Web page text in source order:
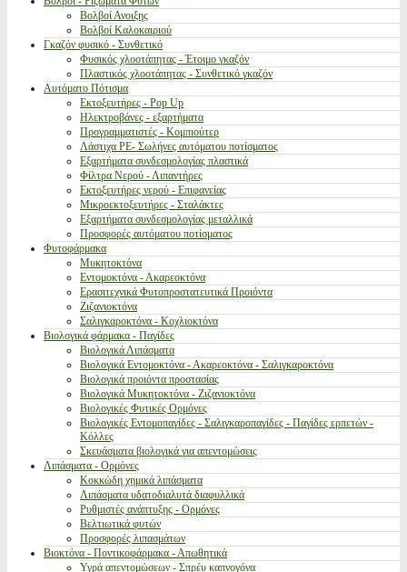
Βολβοί Ανοιξης
Βολβοί Καλοκαιριού
Γκαζόν φυσικό - Συνθετικό
Φυσικός χλοοτάπητας - Έτοιμο γκαζόν
Πλαστικός χλοοτάπητας - Συνθετικό γκαζόν
Αυτόματο Πότισμα
Εκτοξευτήρες - Pop Up
Ηλεκτροβάνες - εξαρτήματα
Προγραμματιστές - Κομπιούτερ
Λάστιχα PE- Σωλήνες αυτόματου ποτίσματος
Εξαρτήματα συνδεσμολογίας πλαστικά
Φίλτρα Νερού - Λιπαντήρες
Εκτοξευτήρες νερού - Επιφανείας
Μικροεκτοξευτήρες - Σταλάκτες
Εξαρτήματα συνδεσμολογίας μεταλλικά
Προσφορές αυτόματου ποτίσματος
Φυτοφάρμακα
Μυκητοκτόνα
Εντομοκτόνα - Ακαρεοκτόνα
Ερασιτεχνικά Φυτοπροστατευτικά Προιόντα
Ζιζανιοκτόνα
Σαλιγκαροκτόνα - Κοχλιοκτόνα
Βιολογικά φάρμακα - Παγίδες
Βιολογικά Λιπάσματα
Βιολογικά Εντομοκτόνα - Ακαρεοκτόνα - Σαλιγκαροκτόνα
Βιολογικά προιόντα προστασίας
Βιολογικά Μυκητοκτόνα - Ζιζανιοκτόνα
Βιολογικές Φυτικές Ορμόνες
Βιολογικές Εντομοπαγίδες - Σαλιγκαροπαγίδες - Παγίδες ερπετών -
Κόλλες
Σκευάσματα βιολογικά για απεντομώσεις
Λιπάσματα - Ορμόνες
Κοκκώδη χημικά λιπάσματα
Λιπάσματα υδατοδιαλυτά διαφυλλικά
Ρυθμιστές ανάπτυξης - Ορμόνες
Βελτιωτικά φυτών
Προσφορές λιπασμάτων
Βιοκτόνα - Ποντικοφάρμακα - Απωθητικά
Υγρά απεντομώσεων - Σπρέυ καπνογόνα